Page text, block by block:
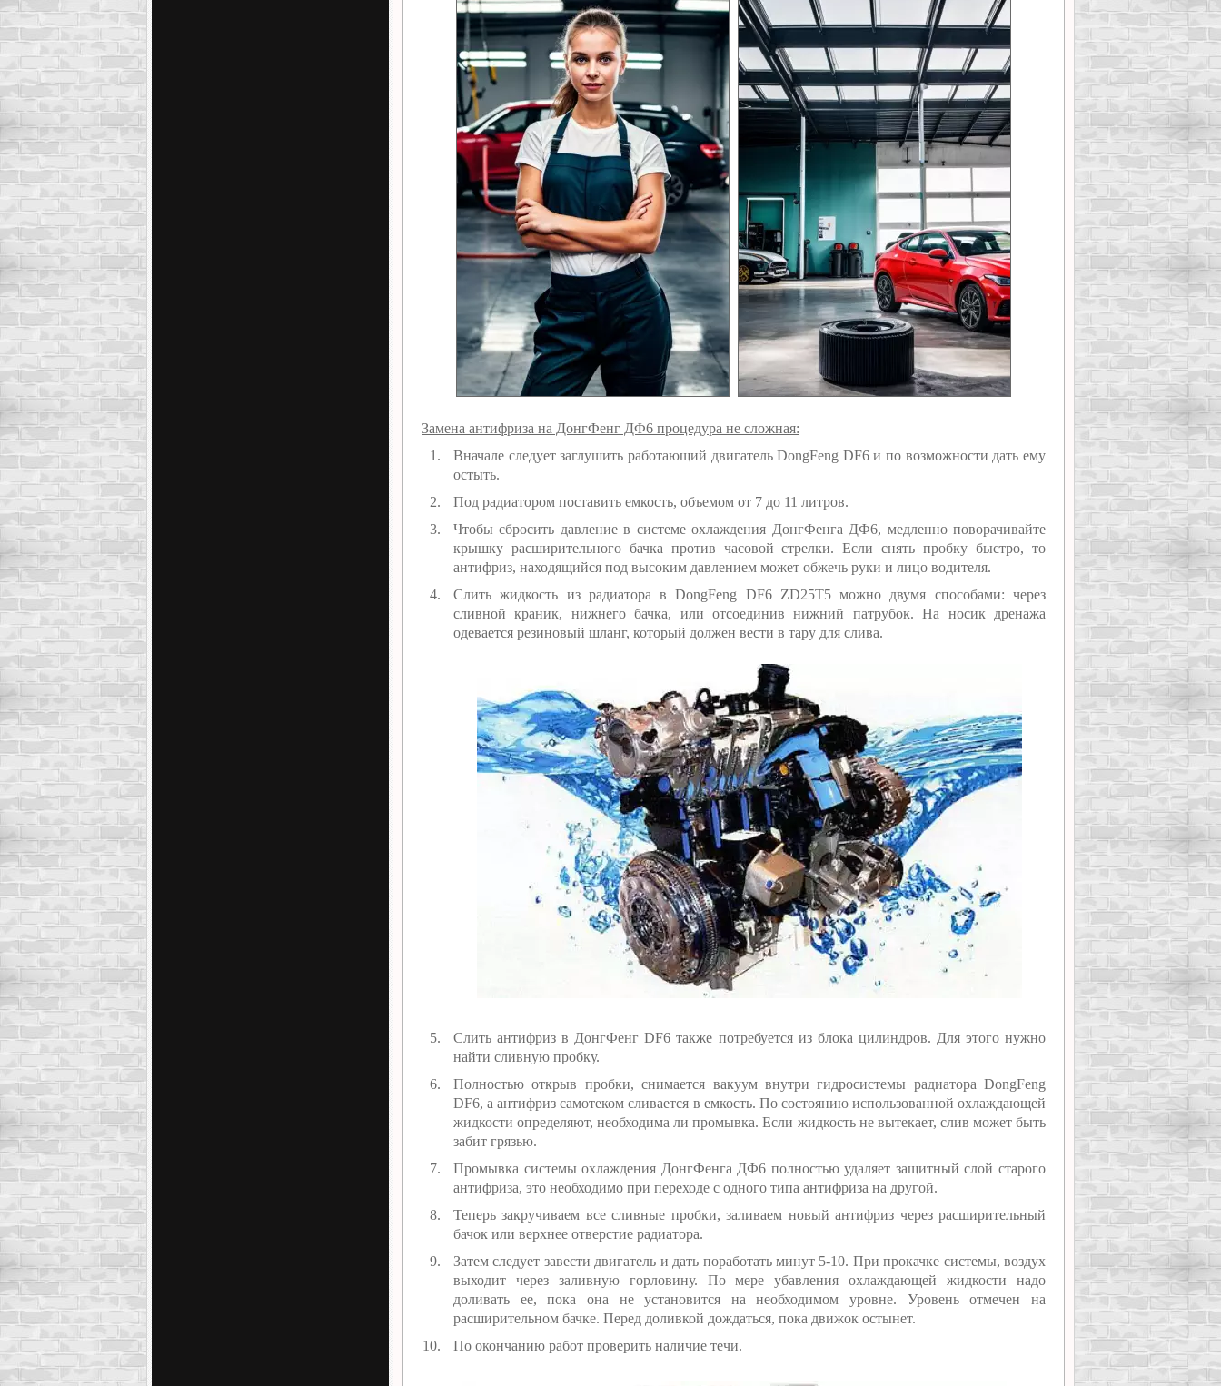
Замена антифриза на ДонгФенг ДФ6 процедура не сложная:
Вначале следует заглушить работающий двигатель DongFeng DF6 и по возможности дать ему
остыть.
Под радиатором поставить емкость, объемом от 7 до 11 литров.
Чтобы сбросить давление в системе охлаждения ДонгФенга ДФ6, медленно поворачивайте
крышку расширительного бачка против часовой стрелки. Если снять пробку быстро, то
антифриз, находящийся под высоким давлением может обжечь руки и лицо водителя.
Слить жидкость из радиатора в DongFeng DF6 ZD25T5 можно двумя способами: через
сливной краник, нижнего бачка, или отсоединив нижний патрубок. На носик дренажа
одевается резиновый шланг, который должен вести в тару для слива.
Слить антифриз в ДонгФенг DF6 также потребуется из блока цилиндров. Для этого нужно
найти сливную пробку.
Полностью открыв пробки, снимается вакуум внутри гидросистемы радиатора DongFeng
DF6, а антифриз самотеком сливается в емкость. По состоянию использованной охлаждающей
жидкости определяют, необходима ли промывка. Если жидкость не вытекает, слив может быть
забит грязью.
Промывка системы охлаждения ДонгФенга ДФ6 полностью удаляет защитный слой старого
антифриза, это необходимо при переходе с одного типа антифриза на другой.
Теперь закручиваем все сливные пробки, заливаем новый антифриз через расширительный
бачок или верхнее отверстие радиатора.
Затем следует завести двигатель и дать поработать минут 5-10. При прокачке системы, воздух
выходит через заливную горловину. По мере убавления охлаждающей жидкости надо
доливать ее, пока она не установится на необходимом уровне. Уровень отмечен на
расширительном бачке. Перед доливкой дождаться, пока движок остынет.
По окончанию работ проверить наличие течи.